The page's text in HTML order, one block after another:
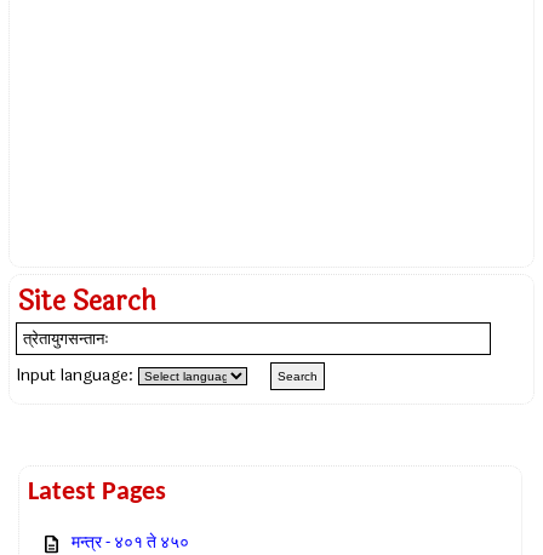
Site Search
Input language:
Latest Pages
मन्त्र - ४०१ ते ४५०